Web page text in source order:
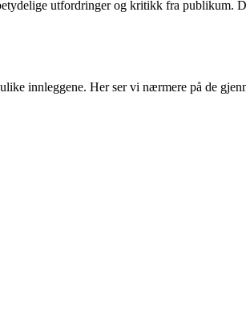
utfordringer og kritikk fra publikum.
innleggene. Her ser vi nærmere på de